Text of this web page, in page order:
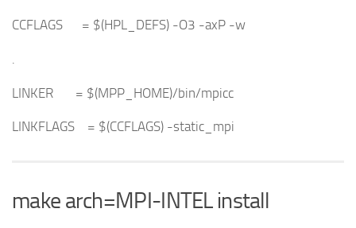
CCFLAGS = $(HPL_DEFS) -O3 -axP -w
.
LINKER = $(MPP_HOME)/bin/mpicc
LINKFLAGS = $(CCFLAGS) -static_mpi
make arch=MPI-INTEL install